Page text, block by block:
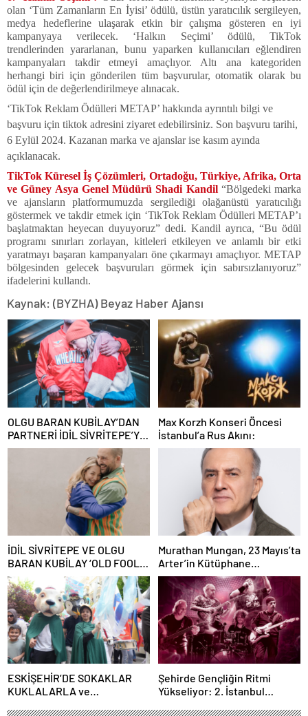
olan ‘Tüm Zamanların En İyisi’ ödülü, üstün yaratıcılık sergileyen,
medya hedeflerine ulaşarak etkin bir çalışma gösteren en iyi
kampanyaya verilecek. ‘Halkın Seçimi’ ödülü, TikTok
trendlerinden yararlanan, bunu yaparken kullanıcıları eğlendiren
kampanyaları takdir etmeyi amaçlıyor. Altı ana kategoriden
herhangi biri için gönderilen tüm başvurular, otomatik olarak bu
ödül için de değerlendirilmeye alınacak.
‘TikTok Reklam Ödülleri METAP’ hakkında ayrıntılı bilgi ve
başvuru için tiktok adresini ziyaret edebilirsiniz. Son başvuru tarihi,
6 Eylül 2024. Kazanan marka ve ajanslar ise kasım ayında
açıklanacak.
TikTok Küresel İş Çözümleri, Ortadoğu, Türkiye, Afrika, Orta
ve Güney Asya Genel Müdürü Shadi Kandil“Bölgedeki marka
ve ajansların platformumuzda sergilediği olağanüstü yaratıcılığı
göstermek ve takdir etmek için ‘TikTok Reklam Ödülleri METAP’ı
başlatmaktan heyecan duyuyoruz” dedi. Kandil ayrıca, “Bu ödül
programı sınırları zorlayan, kitleleri etkileyen ve anlamlı bir etki
yaratmayı başaran kampanyaları öne çıkarmayı amaçlıyor. METAP
bölgesinden gelecek başvuruları görmek için sabırsızlanıyoruz”
ifadelerini kullandı.
Kaynak: (BYZHA) Beyaz Haber Ajansı
OLGU BARAN KUBİLAY’DAN
PARTNERİ İDİL SİVRİTEPE’YE
ÖVGÜ DOLU SÖZLER!
Max Korzh Konseri Öncesi
İstanbul’a Rus Akını:
İDİL SİVRİTEPE VE OLGU
BARAN KUBİLAY ‘OLD FOOLS’
İLE TÜRSAK VAKFI İÇİN
SAHNEDE!
Murathan Mungan, 23 Mayıs’ta
Arter’in Kütüphane
Söyleşileri’ne Konuk Oluyor!
ESKİŞEHİR’DE SOKAKLAR
KUKLALARLA ve
Şehirde Gençliğin Ritmi
Yükseliyor: 2. İstanbul